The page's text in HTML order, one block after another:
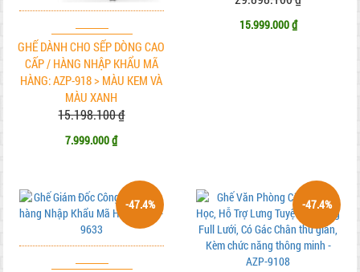
GHẾ DÀNH CHO SẾP DÒNG CAO
CẤP / HÀNG NHẬP KHẨU MÃ
HÀNG: AZP-918 > MÀU KEM VÀ
MÀU XANH
15.198.100 ₫
7.999.000 ₫
15.999.000 ₫
-47.4% -47.4%